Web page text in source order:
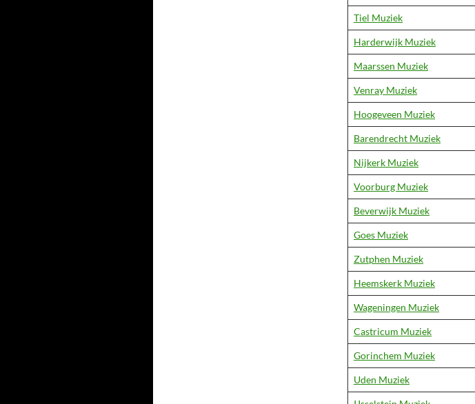
Tiel Muziek
Harderwijk Muziek
Maarssen Muziek
Venray Muziek
Hoogeveen Muziek
Barendrecht Muziek
Nijkerk Muziek
Voorburg Muziek
Beverwijk Muziek
Goes Muziek
Zutphen Muziek
Heemskerk Muziek
Wageningen Muziek
Castricum Muziek
Gorinchem Muziek
Uden Muziek